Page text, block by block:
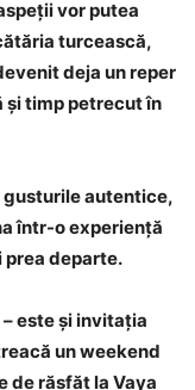
vor putea
turcească,
deja un reper
și timp petrecut în
autentice,
într-o experiență
prea departe.
– este și invitația
un weekend
de răsfăț la Vaya